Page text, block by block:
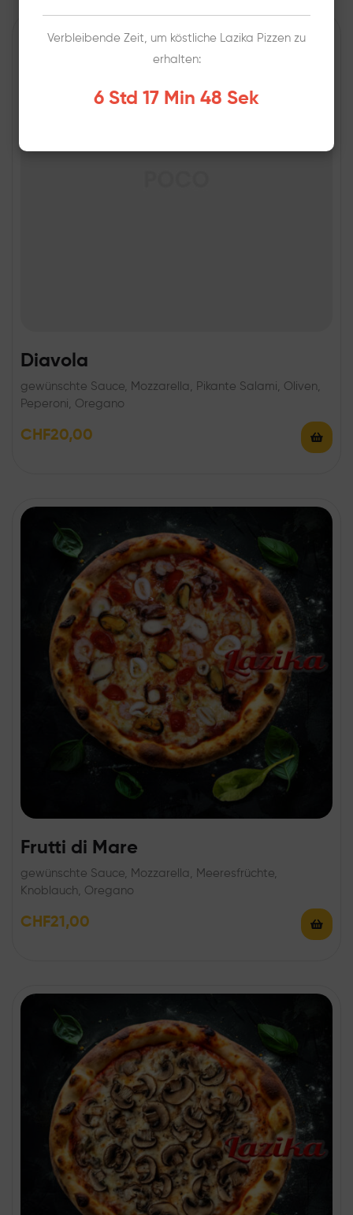
Diavola
gewünschte Sauce, Mozzarella, Pikante Salami, Oliven,
Peperoni, Oregano
CHF20,00
Frutti di Mare
gewünschte Sauce, Mozzarella, Meeresfrüchte,
Knoblauch, Oregano
CHF21,00
Verbleibende Zeit, um köstliche Lazika Pizzen zu
erhalten:
6 Std 17 Min 46 Sek